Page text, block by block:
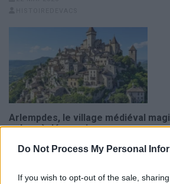
Do Not Process My Personal
If you wish to opt-out of the sale,
Arlempdes, le village médiéval
volcan à découvrir
4 AVR 2026